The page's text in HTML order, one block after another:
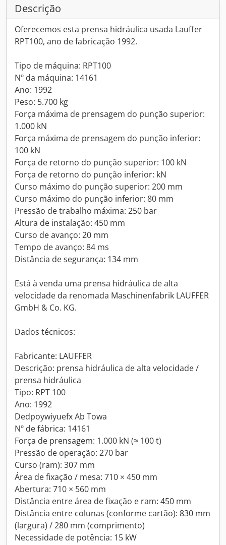
Descrição
Oferecemos esta prensa hidráulica usada Lauffer
RPT100, ano de fabricação 1992.
Tipo de máquina: RPT100
Nº da máquina: 14161
Ano: 1992
Peso: 5.700 kg
Força máxima de prensagem do punção superior:
1.000 kN
Força máxima de prensagem do punção inferior:
100 kN
Força de retorno do punção superior: 100 kN
Força de retorno do punção inferior: kN
Curso máximo do punção superior: 200 mm
Curso máximo do punção inferior: 80 mm
Pressão de trabalho máxima: 250 bar
Altura de instalação: 450 mm
Curso de avanço: 20 mm
Tempo de avanço: 84 ms
Distância de segurança: 134 mm
Está à venda uma prensa hidráulica de alta
velocidade da renomada Maschinenfabrik LAUFFER
GmbH & Co. KG.
Dados técnicos:
Fabricante: LAUFFER
Descrição: prensa hidráulica de alta velocidade /
prensa hidráulica
Tipo: RPT 100
Ano: 1992
Dedpoywiyuefx Ab Towa
Nº de fábrica: 14161
Força de prensagem: 1.000 kN (≈ 100 t)
Pressão de operação: 270 bar
Curso (ram): 307 mm
Área de fixação / mesa: 710 × 450 mm
Abertura: 710 × 560 mm
Distância entre área de fixação e ram: 450 mm
Distância entre colunas (conforme cartão): 830 mm
(largura) / 280 mm (comprimento)
Necessidade de potência: 15 kW